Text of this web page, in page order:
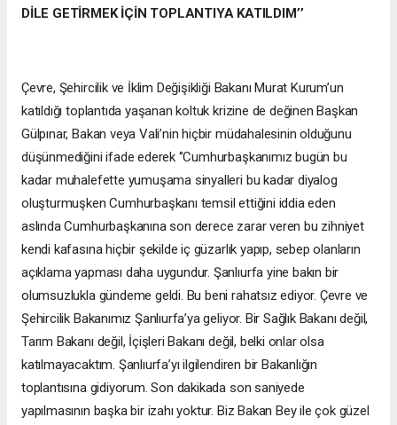
DİLE GETİRMEK İÇİN TOPLANTIYA KATILDIM’’
Çevre, Şehircilik ve İklim Değişikliği Bakanı Murat Kurum’un
katıldığı toplantıda yaşanan koltuk krizine de değinen Başkan
Gülpınar, Bakan veya Vali’nin hiçbir müdahalesinin olduğunu
düşünmediğini ifade ederek ‘’Cumhurbaşkanımız bugün bu
kadar muhalefette yumuşama sinyalleri bu kadar diyalog
oluşturmuşken Cumhurbaşkanı temsil ettiğini iddia eden
aslında Cumhurbaşkanına son derece zarar veren bu zihniyet
kendi kafasına hiçbir şekilde iç güzarlık yapıp, sebep olanların
açıklama yapması daha uygundur. Şanlıurfa yine bakın bir
olumsuzlukla gündeme geldi. Bu beni rahatsız ediyor. Çevre ve
Şehircilik Bakanımız Şanlıurfa’ya geliyor. Bir Sağlık Bakanı değil,
Tarım Bakanı değil, İçişleri Bakanı değil, belki onlar olsa
katılmayacaktım. Şanlıurfa’yı ilgilendiren bir Bakanlığın
toplantısına gidiyorum. Son dakikada son saniyede
yapılmasının başka bir izahı yoktur. Biz Bakan Bey ile çok güzel